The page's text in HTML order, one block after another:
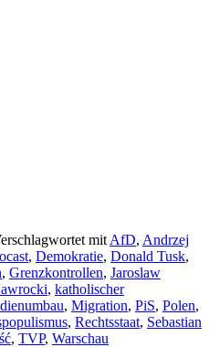
mit AfD, Andrzej
, Demokratie, Donald Tusk,
, Grenzkontrollen, Jaroslaw
, katholischer
, Migration, PiS, Polen,
, Rechtsstaat, Sebastian
, TVP, Warschau